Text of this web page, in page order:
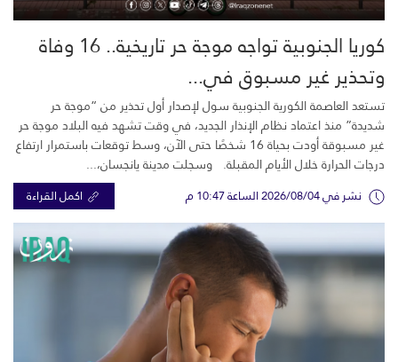
كوريا الجنوبية تواجه موجة حر تاريخية.. 16 وفاة
وتحذير غير مسبوق في...
تستعد العاصمة الكورية الجنوبية سول لإصدار أول تحذير من “موجة حر
شديدة” منذ اعتماد نظام الإنذار الجديد، في وقت تشهد فيه البلاد موجة حر
غير مسبوقة أودت بحياة 16 شخصًا حتى الآن، وسط توقعات باستمرار ارتفاع
درجات الحرارة خلال الأيام المقبلة. وسجلت مدينة يانجسان،...
نشر في 2026/08/04 الساعة 10:47 م اكمل القراءة